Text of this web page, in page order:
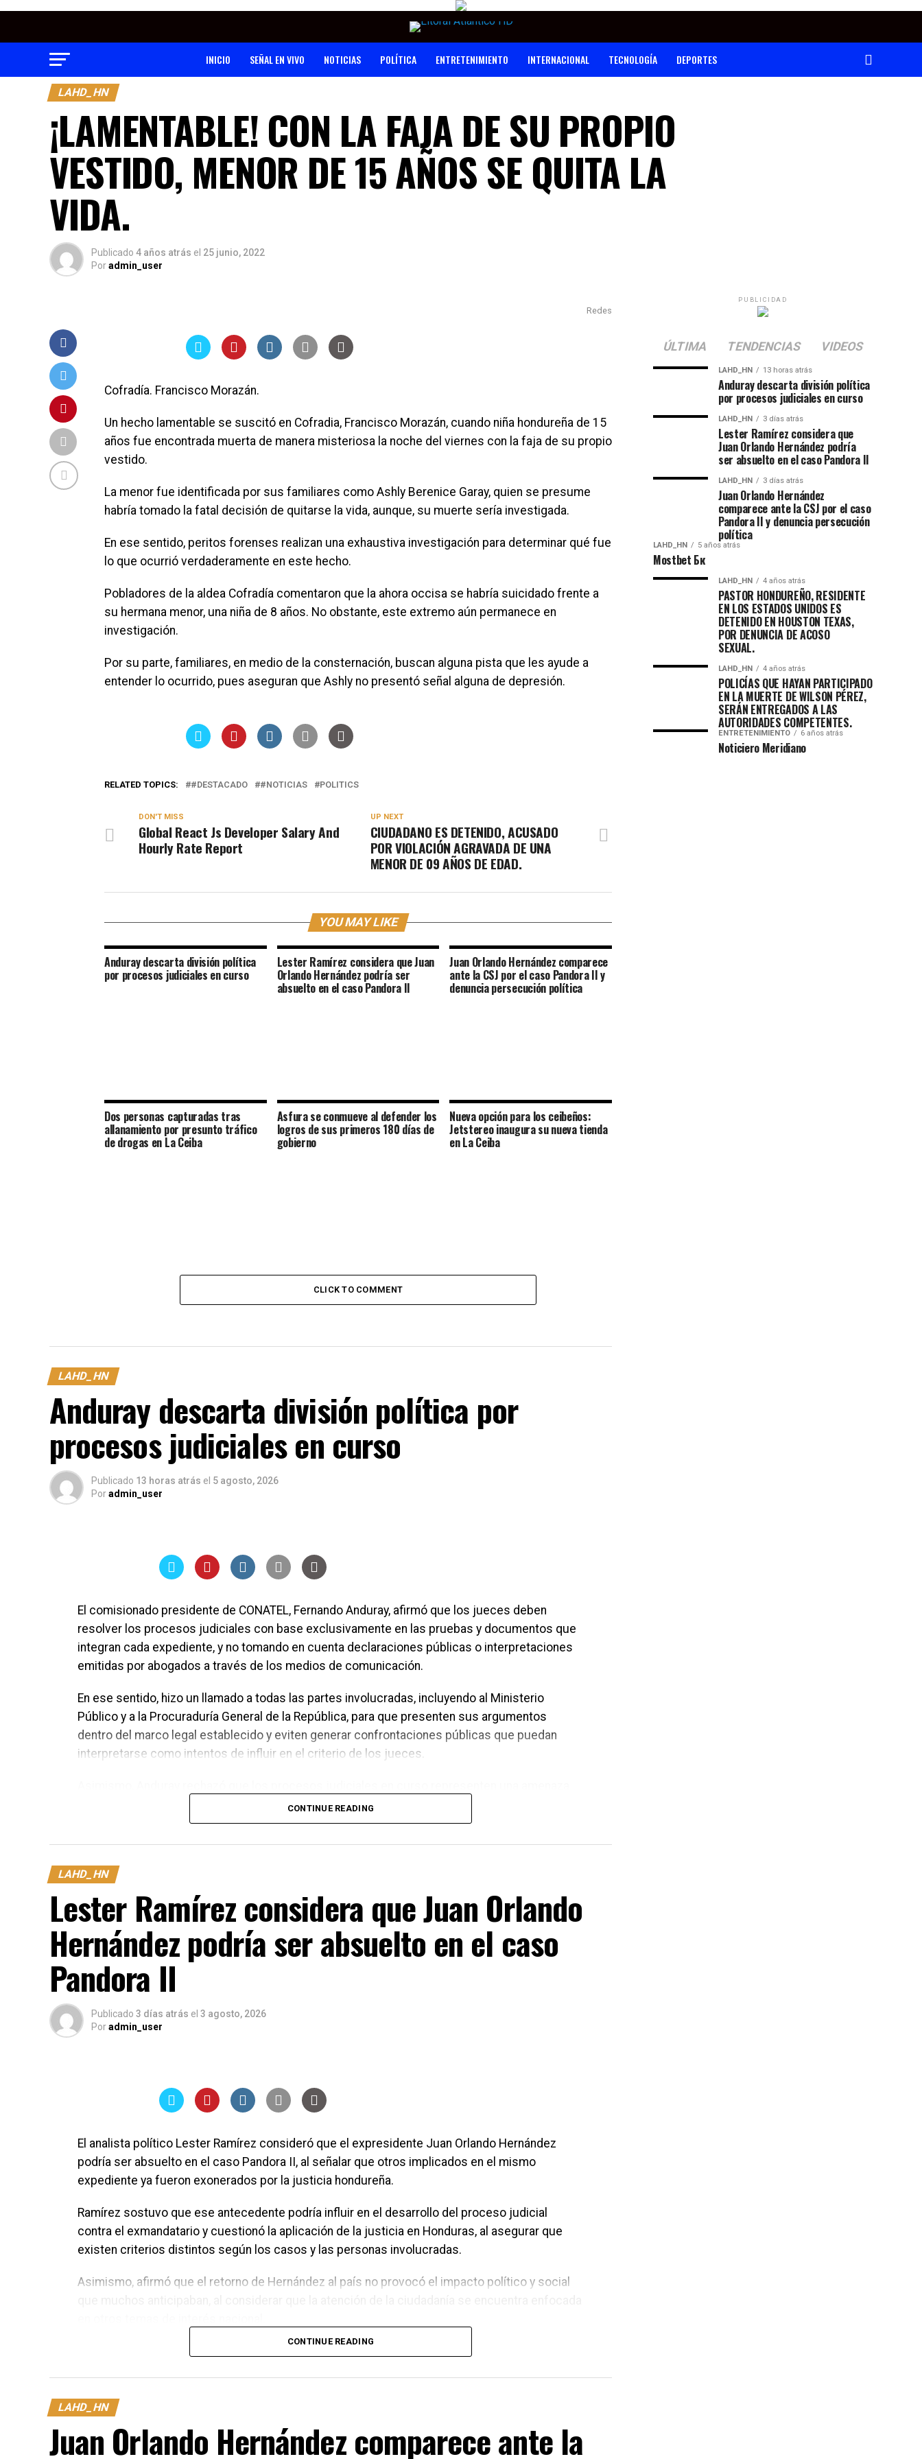
INICIO SEÑAL EN VIVO NOTICIAS POLÍTICA ENTRETENIMIENTO INTERNACIONAL TECNOLOGÍA DEPORTES
LAHD_HN
¡LAMENTABLE! CON LA FAJA DE SU PROPIO
VESTIDO, MENOR DE 15 AÑOS SE QUITA LA
VIDA.
Publicado 4 años atrás el 25 junio, 2022
Poradmin_user
Redes
Cofradía. Francisco Morazán.
Un hecho lamentable se suscitó en Cofradia, Francisco Morazán, cuando niña hondureña de 15
años fue encontrada muerta de manera misteriosa la noche del viernes con la faja de su propio
vestido.
La menor fue identificada por sus familiares como Ashly Berenice Garay, quien se presume
habría tomado la fatal decisión de quitarse la vida, aunque, su muerte sería investigada.
En ese sentido, peritos forenses realizan una exhaustiva investigación para determinar qué fue
lo que ocurrió verdaderamente en este hecho.
Pobladores de la aldea Cofradía comentaron que la ahora occisa se habría suicidado frente a
su hermana menor, una niña de 8 años. No obstante, este extremo aún permanece en
investigación.
Por su parte, familiares, en medio de la consternación, buscan alguna pista que les ayude a
entender lo ocurrido, pues aseguran que Ashly no presentó señal alguna de depresión.
RELATED TOPICS: #DESTACADO #NOTICIAS POLITICS
UP NEXT
CIUDADANO ES DETENIDO, ACUSADO
POR VIOLACIÓN AGRAVADA DE UNA
MENOR DE 09 AÑOS DE EDAD.
DON'T MISS
Global React Js Developer Salary And
Hourly Rate Report
YOU MAY LIKE
Anduray descarta división política
por procesos judiciales en curso
Lester Ramírez considera que Juan
Orlando Hernández podría ser
absuelto en el caso Pandora II
Juan Orlando Hernández comparece
ante la CSJ por el caso Pandora II y
denuncia persecución política
Dos personas capturadas tras
allanamiento por presunto tráfico
de drogas en La Ceiba
Asfura se conmueve al defender los
logros de sus primeros 180 días de
gobierno
Nueva opción para los ceibeños:
Jetstereo inaugura su nueva tienda
en La Ceiba
CLICK TO COMMENT
LAHD_HN
Anduray descarta división política por
procesos judiciales en curso
Publicado 13 horas atrás el 5 agosto, 2026
Poradmin_user
El comisionado presidente de CONATEL, Fernando Anduray, afirmó que los jueces deben
resolver los procesos judiciales con base exclusivamente en las pruebas y documentos que
integran cada expediente, y no tomando en cuenta declaraciones públicas o interpretaciones
emitidas por abogados a través de los medios de comunicación.
En ese sentido, hizo un llamado a todas las partes involucradas, incluyendo al Ministerio
Público y a la Procuraduría General de la República, para que presenten sus argumentos
dentro del marco legal establecido y eviten generar confrontaciones públicas que puedan
interpretarse como intentos de influir en el criterio de los jueces.
para la unidad del Partido Nacional. Aseguró que los asuntos legales deben resolverse en los
tribunales de justicia, mientras que las diferencias o decisiones de carácter político deberán
discutirse y definirse en el momento que corresponda dentro del proceso electoral.
CONTINUE READING
LAHD_HN
Lester Ramírez considera que Juan Orlando
Hernández podría ser absuelto en el caso
Pandora II
Publicado 3 días atrás el 3 agosto, 2026
Poradmin_user
El analista político Lester Ramírez consideró que el expresidente Juan Orlando Hernández
podría ser absuelto en el caso Pandora II, al señalar que otros implicados en el mismo
expediente ya fueron exonerados por la justicia hondureña.
Ramírez sostuvo que ese antecedente podría influir en el desarrollo del proceso judicial
contra el exmandatario y cuestionó la aplicación de la justicia en Honduras, al asegurar que
existen criterios distintos según los casos y las personas involucradas.
Asimismo, afirmó que el retorno de Hernández al país no provocó el impacto político y social
Las declaraciones del analista surgen en medio del avance del proceso judicial relacionado
CONTINUE READING
LAHD_HN
Juan Orlando Hernández comparece ante la
PUBLICIDAD
ÚLTIMA TENDENCIAS VIDEOS
LAHD_HN 13 horas atrás
Anduray descarta división política
por procesos judiciales en curso
LAHD_HN 3 días atrás
Lester Ramírez considera que
Juan Orlando Hernández podría
ser absuelto en el caso Pandora II
LAHD_HN 3 días atrás
Juan Orlando Hernández
comparece ante la CSJ por el caso
Pandora II y denuncia persecución
política
LAHD_HN 5 años atrás
Mostbet Бк
LAHD_HN 4 años atrás
PASTOR HONDUREÑO, RESIDENTE
EN LOS ESTADOS UNIDOS ES
DETENIDO EN HOUSTON TEXAS,
POR DENUNCIA DE ACOSO
SEXUAL.
LAHD_HN 4 años atrás
POLICÍAS QUE HAYAN PARTICIPADO
EN LA MUERTE DE WILSON PÉREZ,
SERÁN ENTREGADOS A LAS
AUTORIDADES COMPETENTES.
ENTRETENIMIENTO 6 años atrás
Noticiero Meridiano